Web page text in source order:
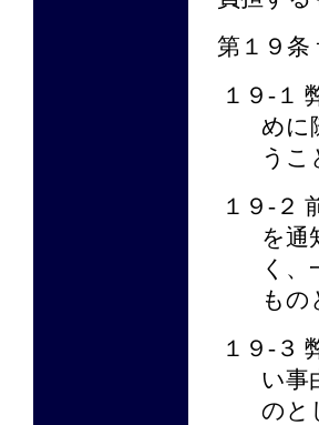
第１９条
１９-１
めに
うこ
１９-２
を通
く
もの
１９-３
い事
のと